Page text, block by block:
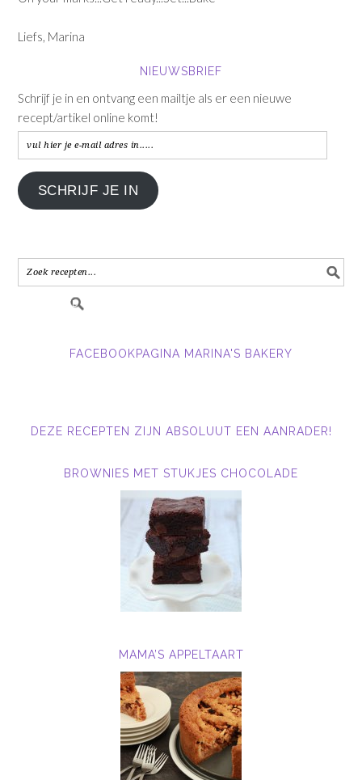
Liefs, Marina
NIEUWSBRIEF
Schrijf je in en ontvang een mailtje als er een nieuwe
recept/artikel online komt!
vul
hier
je
e-
in.....
SCHRIJF JE IN
FACEBOOKPAGINA MARINA'S BAKERY
DEZE RECEPTEN ZIJN ABSOLUUT EEN AANRADER!
BROWNIES MET STUKJES CHOCOLADE
MAMA’S APPELTAART